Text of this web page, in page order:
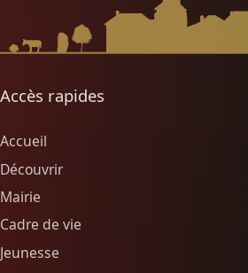
Accès rapides
Accueil
Découvrir
Mairie
Cadre de vie
Jeunesse